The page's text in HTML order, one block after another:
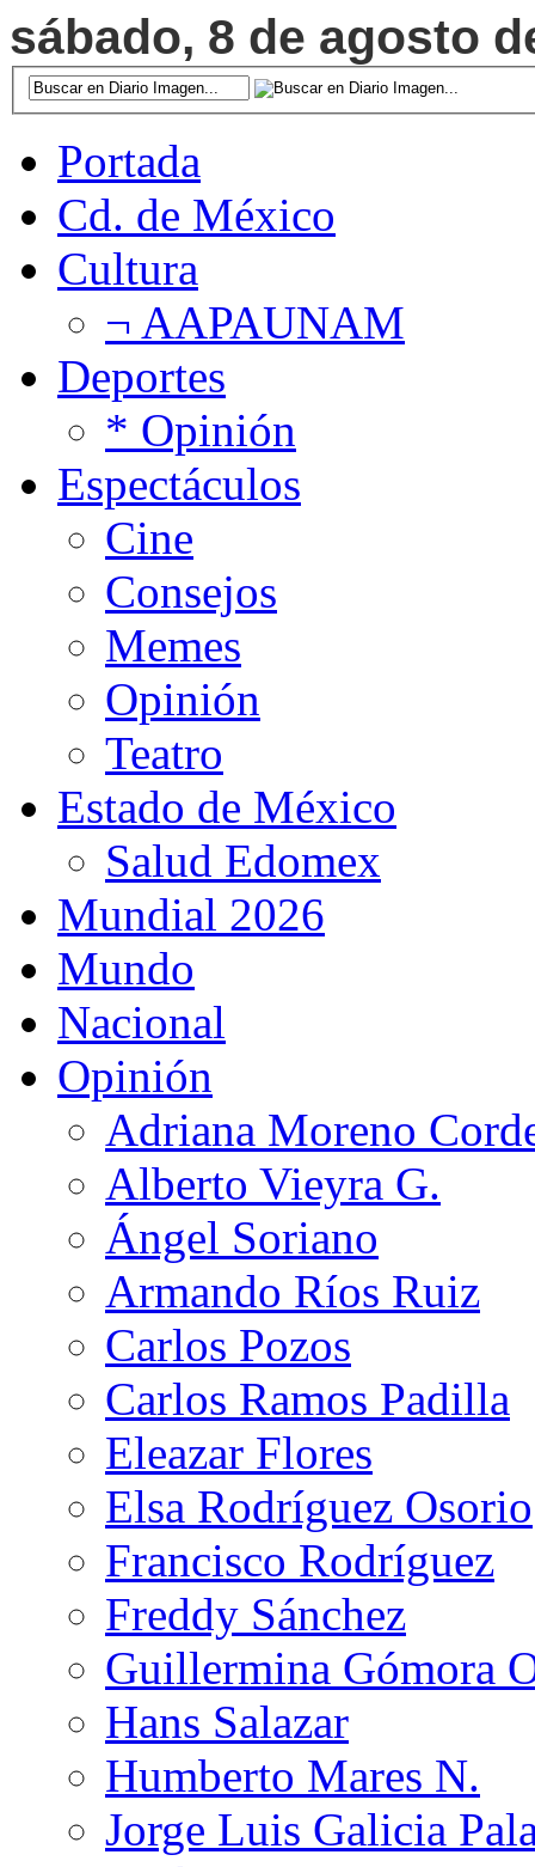
sábado, 8 de agosto
Portada
Cd. de México
Cultura
¬ AAPAUNAM
Deportes
* Opinión
Espectáculos
Cine
Consejos
Memes
Opinión
Teatro
Estado de México
Salud Edomex
Mundial 2026
Mundo
Nacional
Opinión
Adriana Moreno
Alberto Vieyra G.
Ángel Soriano
Armando Ríos Ruiz
Carlos Pozos
Carlos Ramos Padilla
Eleazar Flores
Elsa Rodríguez Osorio
Francisco Rodríguez
Freddy Sánchez
Guillermina Gómora
Hans Salazar
Humberto Mares N.
Jorge Luis Galicia